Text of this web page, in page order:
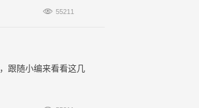
 55211
跟随小编来看看这几